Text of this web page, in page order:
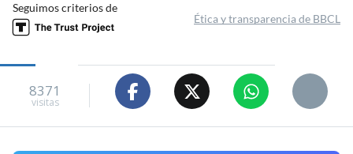
Seguimos criterios de
Ética y transparencia de BBCL
8371
visitas